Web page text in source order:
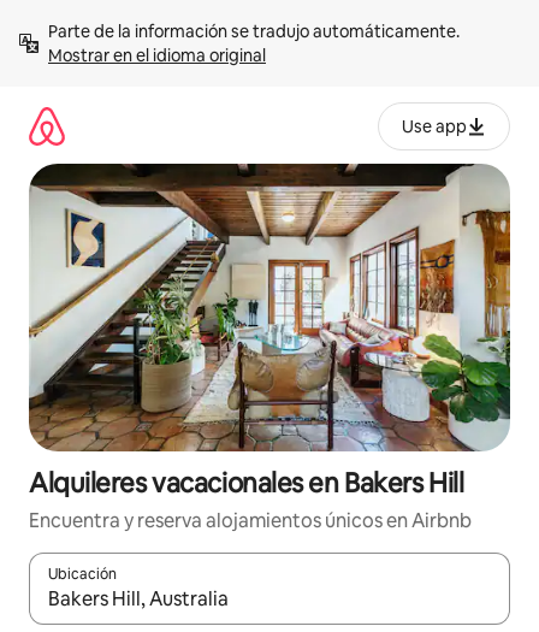
contenidoMostrar en el idioma original
Use app
Alquileres vacacionales en Bakers Hill
Encuentra y reserva alojamientos únicos en Airbnb
Ubicación
Cuando los resultados estén disponibles, navega con las